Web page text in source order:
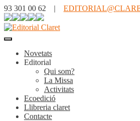
93 301 00 62 |
Novetats
Editorial
Qui som?
La Missa
Activitats
Ecoedició
Llibreria claret
Contacte